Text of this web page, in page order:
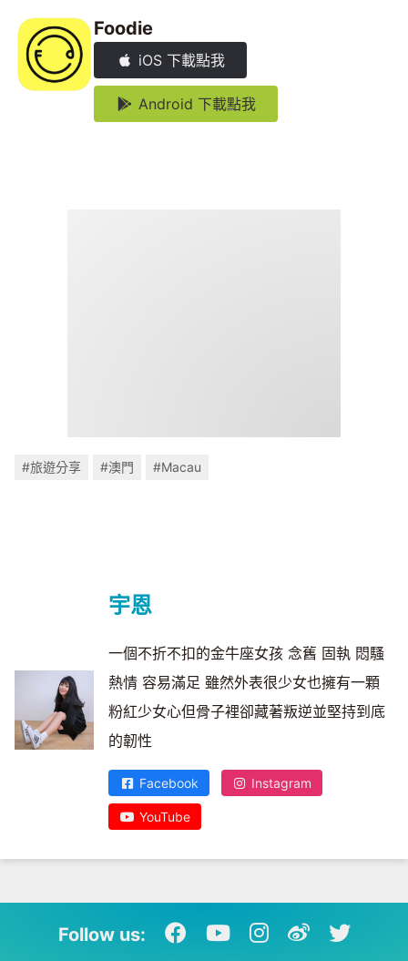
Foodie
iOS 下載點我
Android 下載點我
#旅遊分享 #澳門 #Macau
宇恩
一個不折不扣的金牛座女孩 念舊 固執 悶騷
熱情 容易滿足 雖然外表很少女也擁有一顆
粉紅少女心但骨子裡卻藏著叛逆並堅持到底
的韌性
Facebook Instagram
YouTube
Follow us: